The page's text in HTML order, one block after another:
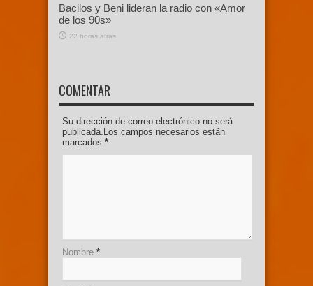
Bacilos y Beni lideran la radio con «Amor
de los 90s»
22 horas atras
COMENTAR
Su dirección de correo electrónico no será
publicada.Los campos necesarios están
marcados *
Nombre *